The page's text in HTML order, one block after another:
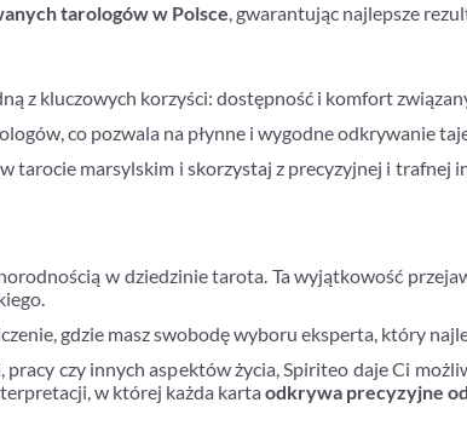
tarologów w Polsce, gwarantując najlepsze
z kluczowych korzyści: dostępność i komfort
co pozwala na płynne i wygodne odkrywanie
tarocie marsylskim i skorzystaj z precyzyjnej i trafnej
w dziedzinie tarota. Ta wyjątkowość
gdzie masz swobodę wyboru eksperta, który
pracy czy innych aspektów życia, Spiriteo daje Ci
w której każda karta odkrywa precyzyjne